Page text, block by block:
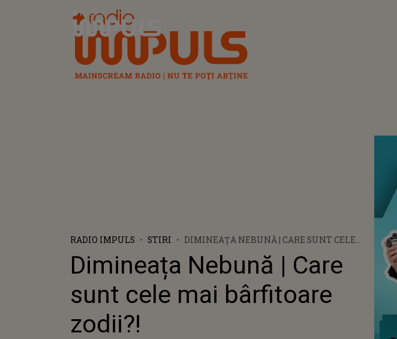
Radio Impuls
RADIO IMPULS STIRI
DIMINEAȚA NEBUNĂ | CARE SUNT CELE
Dimineața Nebună | Care
sunt cele mai bârfitoare
zodii?!